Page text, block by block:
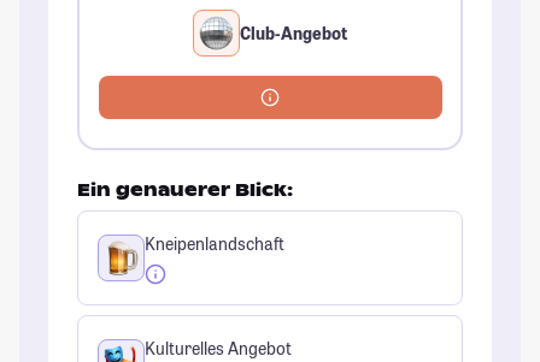
Club-Angebot
Ein genauerer Blick:
Kneipenlandschaft
Kulturelles Angebot